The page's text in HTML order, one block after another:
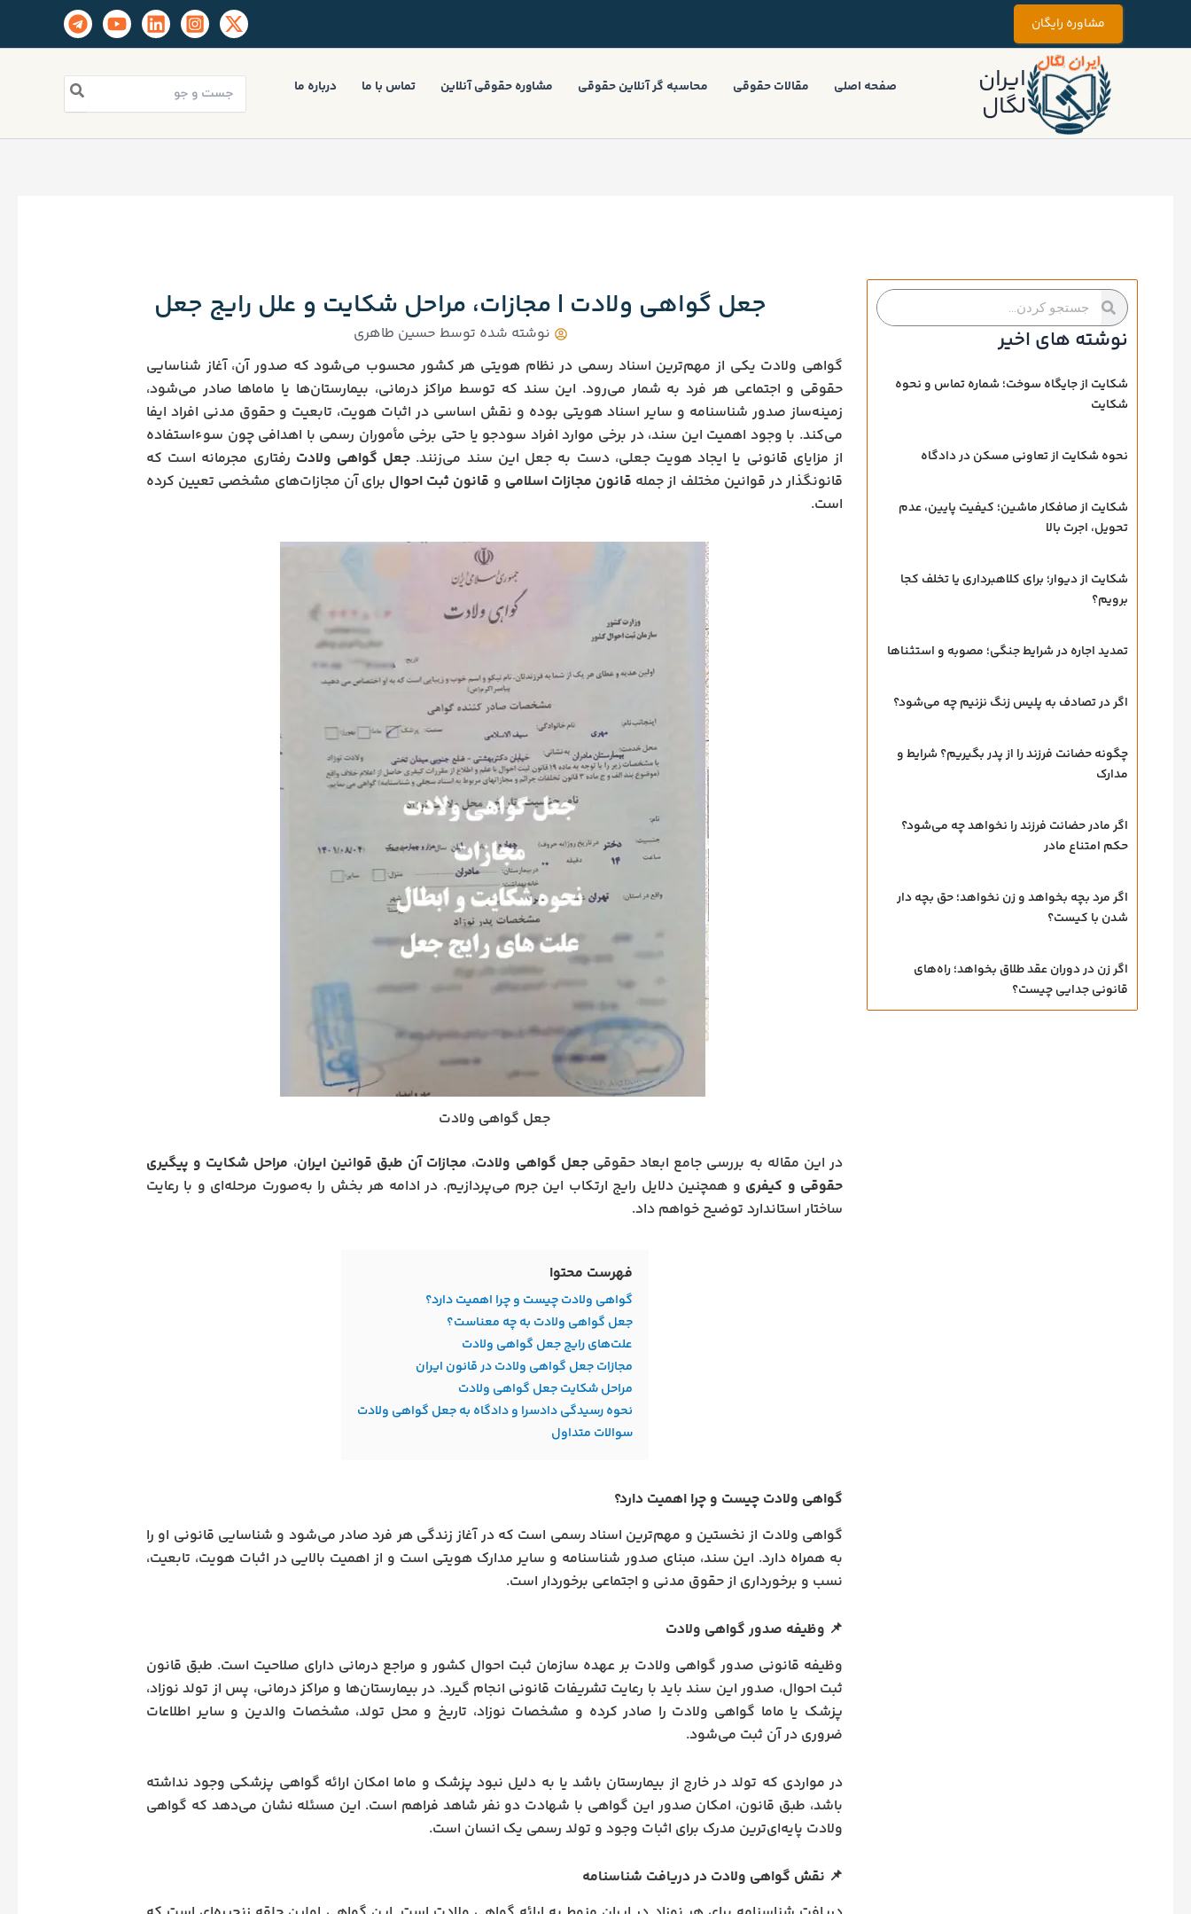
محتوا
مشاوره رایگان
ایران
لگال
صفحه اصلی مقالات حقوقی محاسبه گر آنلاین حقوقی مشاوره حقوقی آنلاین تماس با ما درباره ما
برای:
جستجو
کردن
جستجو
کردن
نوشته های اخیر
شکایت از جایگاه سوخت؛ شماره تماس و نحوه
شکایت
نحوه شکایت از تعاونی مسکن در دادگاه
شکایت از صافکار ماشین؛ کیفیت پایین، عدم
تحویل، اجرت بالا
شکایت از دیوار؛ برای کلاهبرداری یا تخلف کجا
برویم؟
تمدید اجاره در شرایط جنگی؛ مصوبه و استثناها
اگر در تصادف به پلیس زنگ نزنیم چه می‌شود؟
چگونه حضانت فرزند را از پدر بگیریم؟ شرایط و
مدارک
اگر مادر حضانت فرزند را نخواهد چه می‌شود؟
حکم امتناع مادر
اگر مرد بچه بخواهد و زن نخواهد؛ حق بچه‌ دار
شدن با کیست؟
اگر زن در دوران عقد طلاق بخواهد؛ راه‌های
قانونی جدایی چیست؟
جعل گواهی ولادت | مجازات، مراحل شکایت و علل رایج جعل
نوشته شده توسط حسین طاهری
گواهی ولادت یکی از مهم‌ترین اسناد رسمی در نظام هویتی هر کشور محسوب می‌شود که صدور آن، آغاز شناسایی
حقوقی و اجتماعی هر فرد به شمار می‌رود. این سند که توسط مراکز درمانی، بیمارستان‌ها یا ماماها صادر می‌شود،
زمینه‌ساز صدور شناسنامه و سایر اسناد هویتی بوده و نقش اساسی در اثبات هویت، تابعیت و حقوق مدنی افراد ایفا
می‌کند. با وجود اهمیت این سند، در برخی موارد افراد سودجو یا حتی برخی مأموران رسمی با اهدافی چون سوءاستفاده
از مزایای قانونی یا ایجاد هویت جعلی، دست به جعل این سند می‌زنند. جعل گواهی ولادت رفتاری مجرمانه است که
قانونگذار در قوانین مختلف از جمله قانون مجازات اسلامی و قانون ثبت احوال برای آن مجازات‌های مشخصی تعیین کرده
است.
جعل گواهی ولادت
در این مقاله به بررسی جامع ابعاد حقوقیجعل گواهی ولادت، مجازات آن طبق قوانین ایران، مراحل شکایت و پیگیری
حقوقی و کیفری و همچنین دلایل رایج ارتکاب این جرم می‌پردازیم. در ادامه هر بخش را به‌صورت مرحله‌ای و با رعایت
ساختار استاندارد توضیح خواهم داد.
فهرست محتوا
گواهی ولادت چیست و چرا اهمیت دارد؟
جعل گواهی ولادت به چه معناست؟
علت‌های رایج جعل گواهی ولادت
مجازات جعل گواهی ولادت در قانون ایران
مراحل شکایت جعل گواهی ولادت
نحوه رسیدگی دادسرا و دادگاه به جعل گواهی ولادت
سوالات متداول
گواهی ولادت چیست و چرا اهمیت دارد؟
گواهی ولادت از نخستین و مهم‌ترین اسناد رسمی است که در آغاز زندگی هر فرد صادر می‌شود و شناسایی قانونی او را
به همراه دارد. این سند، مبنای صدور شناسنامه و سایر مدارک هویتی است و از اهمیت بالایی در اثبات هویت، تابعیت،
نسب و برخورداری از حقوق مدنی و اجتماعی برخوردار است.
📌 وظیفه صدور گواهی ولادت
وظیفه قانونی صدور گواهی ولادت بر عهده سازمان ثبت احوال کشور و مراجع درمانی دارای صلاحیت است. طبق قانون
ثبت احوال، صدور این سند باید با رعایت تشریفات قانونی انجام گیرد. در بیمارستان‌ها و مراکز درمانی، پس از تولد نوزاد،
پزشک یا ماما گواهی ولادت را صادر کرده و مشخصات نوزاد، تاریخ و محل تولد، مشخصات والدین و سایر اطلاعات
ضروری در آن ثبت می‌شود.
در مواردی که تولد در خارج از بیمارستان باشد یا به دلیل نبود پزشک و ماما امکان ارائه گواهی پزشکی وجود نداشته
باشد، طبق قانون، امکان صدور این گواهی با شهادت دو نفر شاهد فراهم است. این مسئله نشان می‌دهد که گواهی
ولادت پایه‌ای‌ترین مدرک برای اثبات وجود و تولد رسمی یک انسان است.
📌 نقش گواهی ولادت در دریافت شناسنامه